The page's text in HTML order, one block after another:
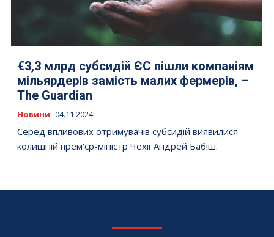
€3,3 млрд субсидій ЄС пішли компаніям
мільярдерів замість малих фермерів, –
The Guardian
Новини 04.11.2024
Серед впливових отримувачів субсидій виявилися
колишній прем'єр-міністр Чехії Андрей Бабіш.